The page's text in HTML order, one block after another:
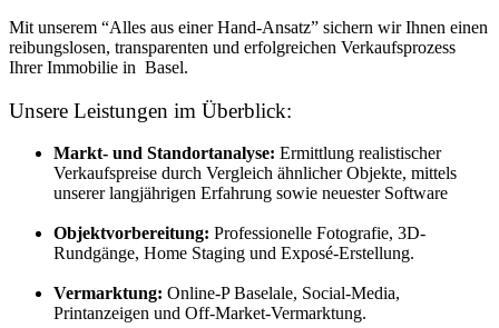
Mit unserem “Alles aus einer Hand-Ansatz” sichern wir Ihnen einen
reibungslosen, transparenten und erfolgreichen Verkaufsprozess
Ihrer Immobilie in Basel.
Unsere Leistungen im Überblick:
Markt- und Standortanalyse: Ermittlung realistischer
Verkaufspreise durch Vergleich ähnlicher Objekte, mittels
unserer langjährigen Erfahrung sowie neuester Software
Objektvorbereitung: Professionelle Fotografie, 3D-
Rundgänge, Home Staging und Exposé-Erstellung.
Vermarktung: Online-P Baselale, Social-Media,
Printanzeigen und Off-Market-Vermarktung.